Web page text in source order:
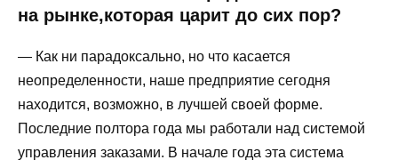
на рынке,которая царит до сих пор?
— Как ни парадоксально, но что касается
неопределенности, наше предприятие сегодня
находится, возможно, в лучшей своей форме.
Последние полтора года мы работали над системой
управления заказами. В начале года эта система